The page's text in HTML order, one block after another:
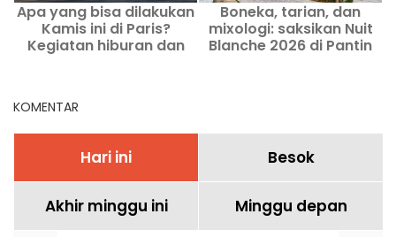
Apa yang bisa dilakukan
Kamis ini di Paris?
Kegiatan hiburan dan
Boneka, tarian, dan
mixologi: saksikan Nuit
Blanche 2026 di Pantin
KOMENTAR
Hari ini Besok
Akhir minggu ini Minggu depan